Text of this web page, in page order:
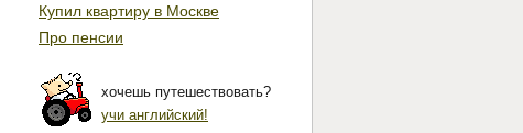
Купил квартиру в Москве
Про пенсии
хочешь путешествовать?
учи английский!